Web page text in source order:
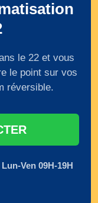
le 22 et vous
le point sur vos
réversible.
Lun-Ven 09H-19H